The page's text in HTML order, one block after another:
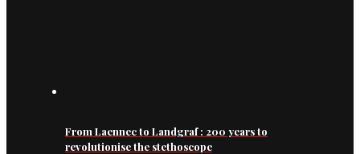
From Laennec to Landgraf : 200 years to
revolutionise the stethoscope